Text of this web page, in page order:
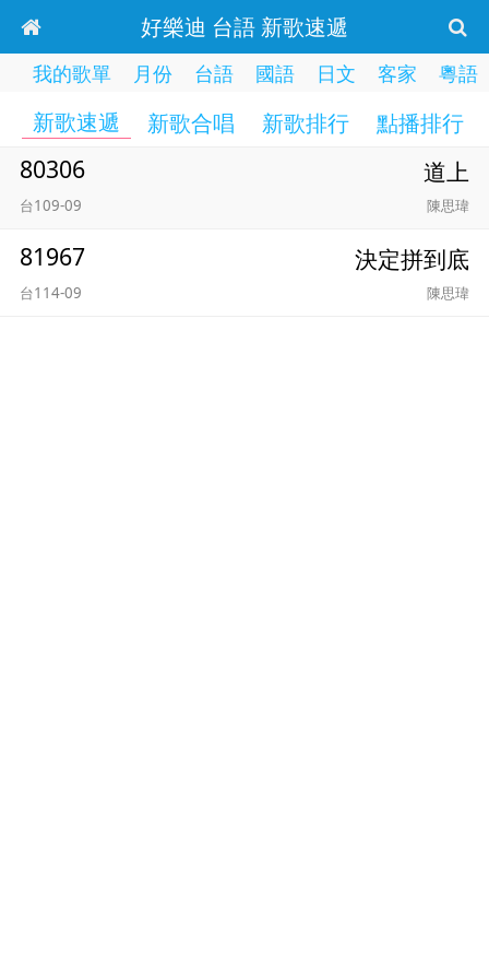
好樂迪 台語 新歌速遞
我的歌單 月份 台語 國語 日文 客家 粵語
新歌速遞 新歌合唱 新歌排行 點播排行
80306 道上
台109-09 陳思瑋
81967 決定拼到底
台114-09 陳思瑋